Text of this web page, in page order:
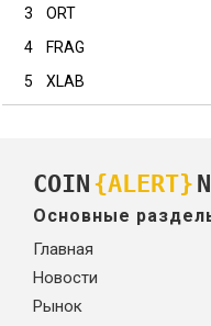
3
ORT
4
FRAG
5
XLAB
COIN {ALERT}
Основные
Главная
Новости
Рынок